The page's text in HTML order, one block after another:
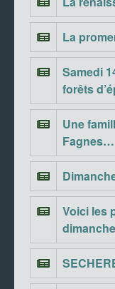
La
Samedi
forêts
Une
Fagnes…
Voici les